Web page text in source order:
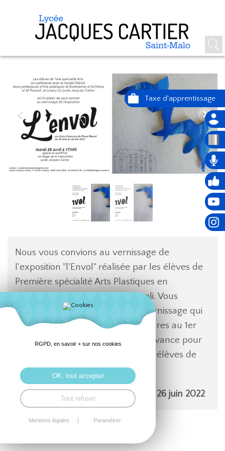
EXPOSITION "L'ENVOL"
Nous vous convions au vernissage de
l'exposition "l'Envol" réalisée par les élèves de
Première spécialité Arts Plastiques en
partenariat avec le musée Manoli. Vous
trouverez ci-joint l'invitation au vernissage qui
aura lieu le mardi 26 avril à 17 heures au 1er
étage de la malouinière. Merci d'avance pour
votre présence.Cordialement, Les élèves de
Première Arts
L'exposition sera ouverte jusqu'au 26 juin 2022
Flyer
RGPD, en savoir + sur nos cookies
OK, tout accepter
Tout refuser
Mentions légales Paramétrer